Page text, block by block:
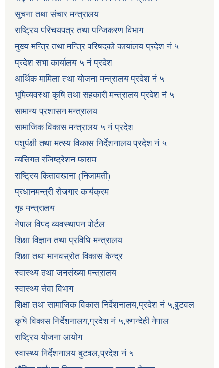
सूचना तथा संचार मन्त्रालय
राष्ट्रिय परिचयपत्र तथा पन्जिकरण विभाग
मुख्य मन्त्रि तथा मन्त्रि परिषदको कार्यालय प्रदेश नं ५
प्रदेश सभा कार्यालय ५ नं प्रदेश
आर्थिक मामिला तथा योजना मन्त्रालय प्रदेश नं ५
भूमिव्यवस्था कृषि तथा सहकारी मन्त्रालय प्रदेश नं ५
सामान्य प्रशासन मन्त्रालय
सामाजिक विकास मन्त्रालय ५ नं प्रदेश
पशुपंक्षी तथा मत्स्य विकास निर्देशनालय प्रदेश नं ५
व्यत्तिगत रजिष्ट्रेशन फाराम
राष्ट्रिय कितावखाना (निजामती)
प्रधानमन्त्री रोजगार कार्यक्रम
गृह मन्त्रालय
नेपाल विपद व्यवस्थापन पोर्टल
शिक्षा विज्ञान तथा प्रविधि मन्त्रालय
शिक्षा तथा मानवस्रोत विकास केन्द्र
स्वास्थ्य तथा जनसंख्या मन्त्रालय
स्वास्थ्य सेवा विभाग
शिक्षा तथा सामाजिक विकास निर्देशनालय,प्रदेश नं ५,बुटवल
कृषि विकास निर्देशनालय,प्रदेश नं ५,रुपन्देही नेपाल
राष्ट्रिय योजना आयोग
स्वास्थ्य निर्देशनालय बुटवल,प्रदेश नं ५